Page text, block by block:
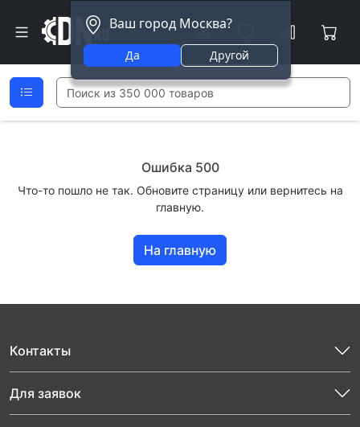
Ваш город Москва?
Да Другой
Ошибка 500
Что-то пошло не так. Обновите страницу или вернитесь на
главную.
На главную
Контакты
Для заявок